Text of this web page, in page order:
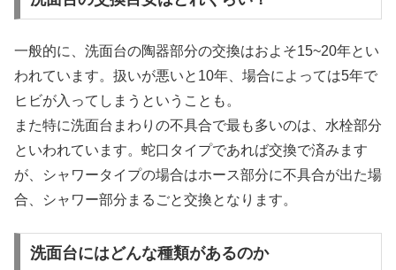
一般的に、洗面台の陶器部分の交換はおよそ15~20年とい
われています。扱いが悪いと10年、場合によっては5年で
ヒビが入ってしまうということも。
また特に洗面台まわりの不具合で最も多いのは、水栓部分
といわれています。蛇口タイプであれば交換で済みます
が、シャワータイプの場合はホース部分に不具合が出た場
合、シャワー部分まるごと交換となります。
洗面台にはどんな種類があるのか